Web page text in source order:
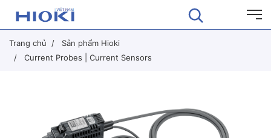
Trang chủ
Sản phẩm Hioki
Current Probes | Current Sensors